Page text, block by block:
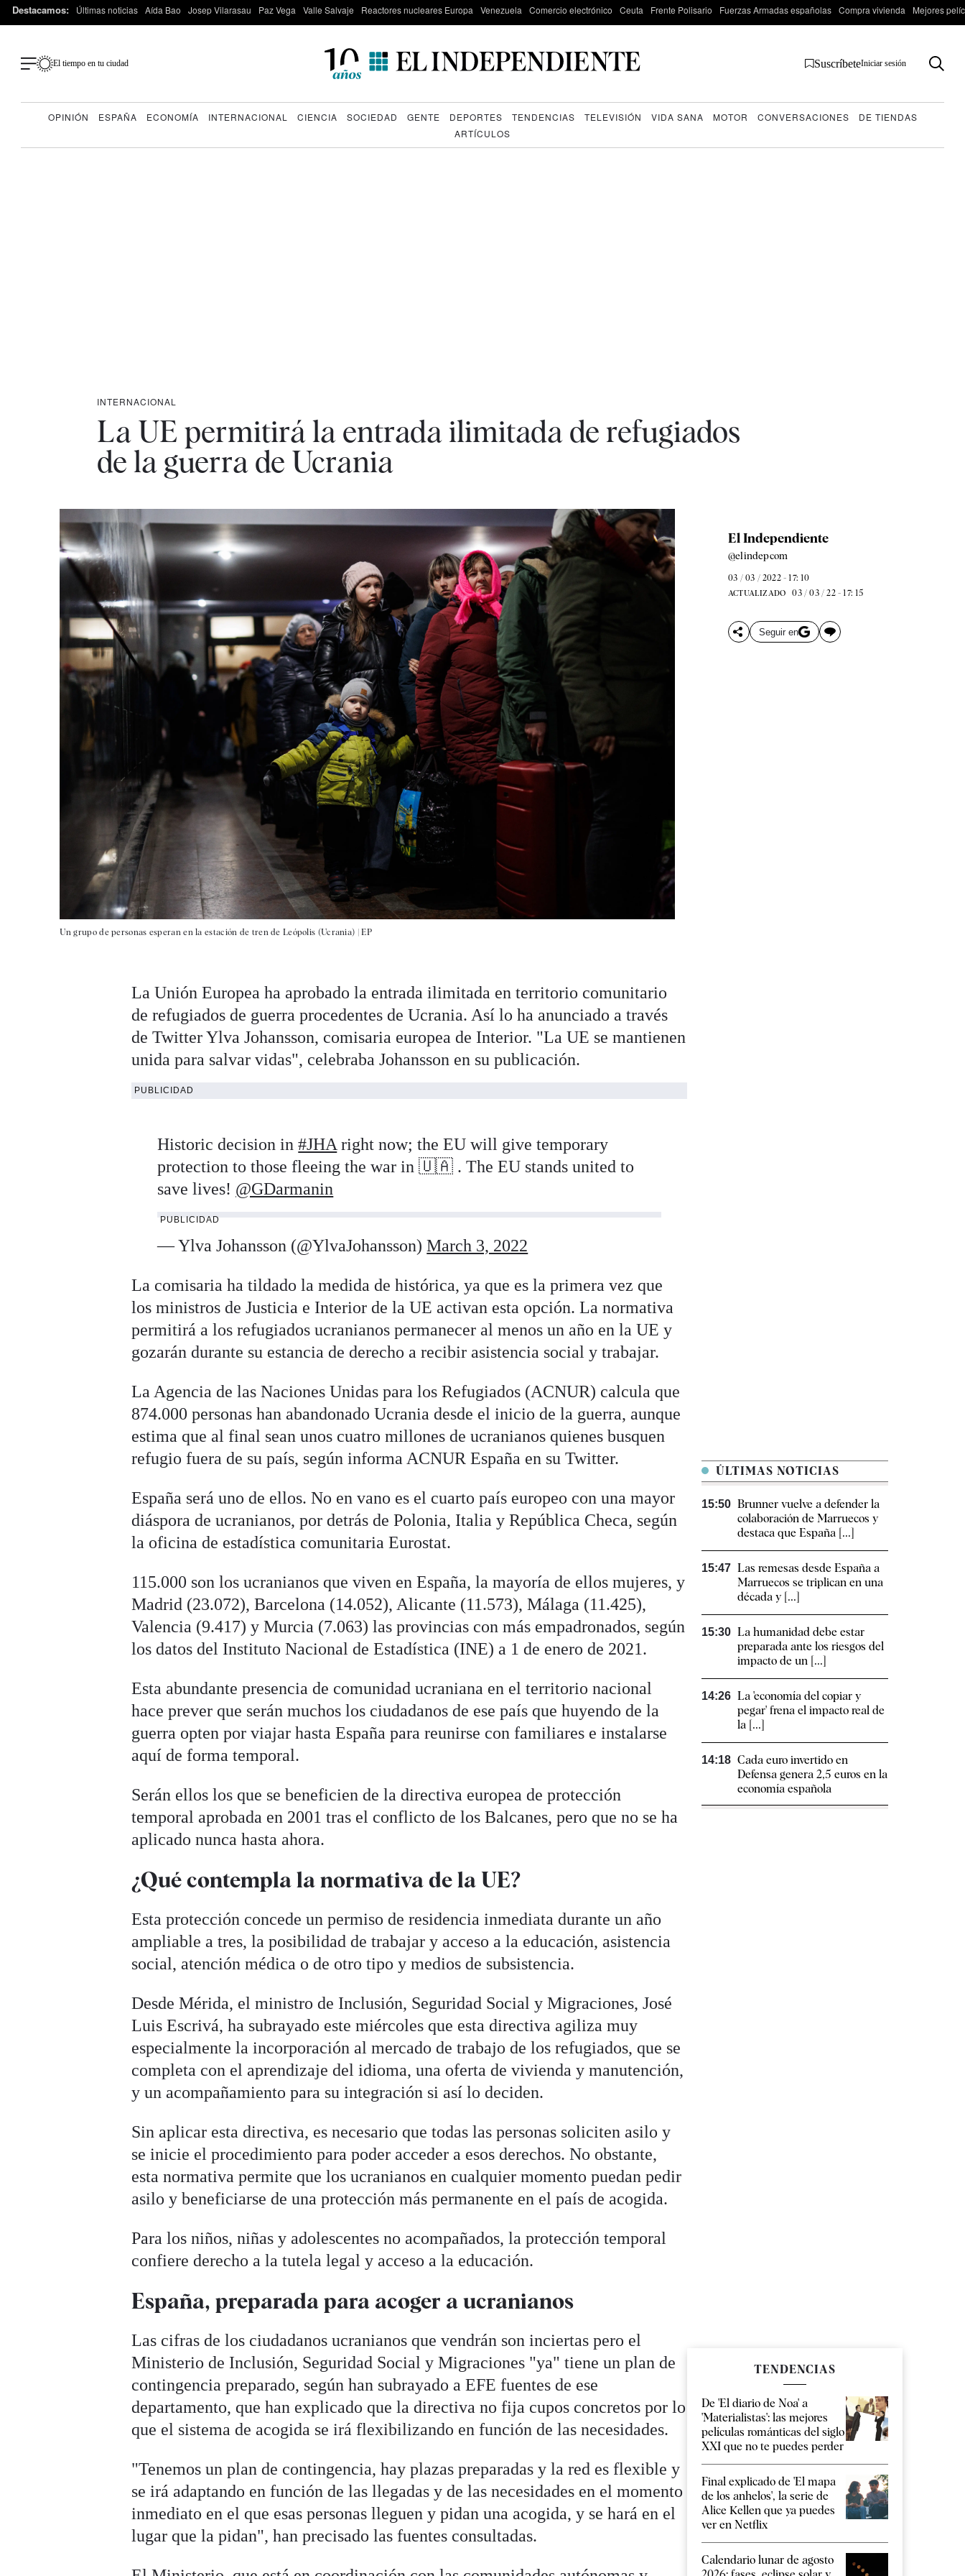
Destacamos: Últimas noticias Aída Bao Josep Vilarasau Paz Vega Valle Salvaje Reactores nucleares Europa Venezuela Comercio electrónico Ceuta Frente Polisario Fuerzas Armadas españolas Compra vivienda Mejores
El tiempo en tu ciudad SuscríbeteIniciar sesión
OPINIÓN ESPAÑA ECONOMÍA INTERNACIONAL CIENCIA SOCIEDAD GENTE DEPORTES TENDENCIAS TELEVISIÓN VIDA SANA MOTOR CONVERSACIONES
DE TIENDAS
ARTÍCULOS
INTERNACIONAL
La UE permitirá la entrada ilimitada de refugiados
de la guerra de Ucrania
Un grupo de personas esperan en la estación de tren de Leópolis (Ucrania) |EP
El Independiente
@elindepcom
03 / 03 / 2022 - 17: 10
ACTUALIZADO 03 / 03 / 22 - 17: 15
Seguir en
La Unión Europea ha aprobado la entrada ilimitada en territorio comunitario
de refugiados de guerra procedentes de Ucrania. Así lo ha anunciado a través
de Twitter Ylva Johansson, comisaria europea de Interior. "La UE se mantienen
unida para salvar vidas", celebraba Johansson en su publicación.
PUBLICIDAD
Historic decision in#JHAright now; the EU will give temporary
protection to those fleeing the war in 🇺🇦 . The EU stands united to
save lives! @GDarmanin
PUBLICIDAD
— Ylva Johansson (@YlvaJohansson)March 3, 2022
La comisaria ha tildado la medida de histórica, ya que es la primera vez que
los ministros de Justicia e Interior de la UE activan esta opción. La normativa
permitirá a los refugiados ucranianos permanecer al menos un año en la UE y
gozarán durante su estancia de derecho a recibir asistencia social y trabajar.
La Agencia de las Naciones Unidas para los Refugiados (ACNUR) calcula que
874.000 personas han abandonado Ucrania desde el inicio de la guerra, aunque
estima que al final sean unos cuatro millones de ucranianos quienes busquen
refugio fuera de su país, según informa ACNUR España en su Twitter.
España será uno de ellos. No en vano es el cuarto país europeo con una mayor
diáspora de ucranianos, por detrás de Polonia, Italia y República Checa, según
la oficina de estadística comunitaria Eurostat.
115.000 son los ucranianos que viven en España, la mayoría de ellos mujeres, y
Madrid (23.072), Barcelona (14.052), Alicante (11.573), Málaga (11.425),
Valencia (9.417) y Murcia (7.063) las provincias con más empadronados, según
los datos del Instituto Nacional de Estadística (INE) a 1 de enero de 2021.
Esta abundante presencia de comunidad ucraniana en el territorio nacional
hace prever que serán muchos los ciudadanos de ese país que huyendo de la
guerra opten por viajar hasta España para reunirse con familiares e instalarse
aquí de forma temporal.
Serán ellos los que se beneficien de la directiva europea de protección
temporal aprobada en 2001 tras el conflicto de los Balcanes, pero que no se ha
aplicado nunca hasta ahora.
¿Qué contempla la normativa de la UE?
Esta protección concede un permiso de residencia inmediata durante un año
ampliable a tres, la posibilidad de trabajar y acceso a la educación, asistencia
social, atención médica o de otro tipo y medios de subsistencia.
Desde Mérida, el ministro de Inclusión, Seguridad Social y Migraciones, José
Luis Escrivá, ha subrayado este miércoles que esta directiva agiliza muy
especialmente la incorporación al mercado de trabajo de los refugiados, que se
completa con el aprendizaje del idioma, una oferta de vivienda y manutención,
y un acompañamiento para su integración si así lo deciden.
Sin aplicar esta directiva, es necesario que todas las personas soliciten asilo y
se inicie el procedimiento para poder acceder a esos derechos. No obstante,
esta normativa permite que los ucranianos en cualquier momento puedan pedir
asilo y beneficiarse de una protección más permanente en el país de acogida.
Para los niños, niñas y adolescentes no acompañados, la protección temporal
confiere derecho a la tutela legal y acceso a la educación.
España, preparada para acoger a ucranianos
Las cifras de los ciudadanos ucranianos que vendrán son inciertas pero el
Ministerio de Inclusión, Seguridad Social y Migraciones "ya" tiene un plan de
contingencia preparado, según han subrayado a EFE fuentes de ese
departamento, que han explicado que la directiva no fija cupos concretos por lo
que el sistema de acogida se irá flexibilizando en función de las necesidades.
"Tenemos un plan de contingencia, hay plazas preparadas y la red es flexible y
se irá adaptando en función de las llegadas y de las necesidades en el momento
inmediato en el que esas personas lleguen y pidan una acogida, y se hará en el
lugar que la pidan", han precisado las fuentes consultadas.
ÚLTIMAS NOTICIAS
15:50 Brunner vuelve a defender la
colaboración de Marruecos y
destaca que España [...]
15:47 Las remesas desde España a
Marruecos se triplican en una
década y [...]
15:30 La humanidad debe estar
preparada ante los riesgos del
impacto de un [...]
14:26 La 'economía del copiar y
pegar' frena el impacto real de
la [...]
14:18 Cada euro invertido en
Defensa genera 2,5 euros en la
economía española
TENDENCIAS
De 'El diario de Noa' a
'Materialistas': las mejores
películas románticas del siglo
XXI que no te puedes perder
Final explicado de 'El mapa
de los anhelos', la serie de
Alice Kellen que ya puedes
ver en Netflix
Calendario lunar de agosto